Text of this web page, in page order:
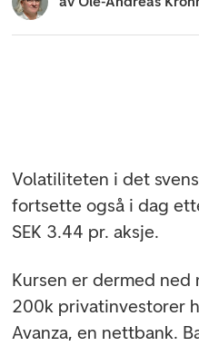
Volatiliteten i det
fortsette også i dag
SEK 3.44 pr. aksje.
Kursen er dermed ned
200k privatinvestorer
Avanza, en nettbank.